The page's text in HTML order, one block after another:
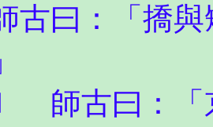
古曰：「撟
古曰：「